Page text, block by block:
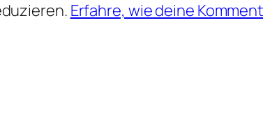
Erfahre, wie deine